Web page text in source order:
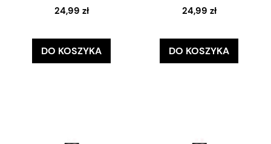
24,99 zł
DO KOSZYKA
24,99 zł
DO KOSZYKA